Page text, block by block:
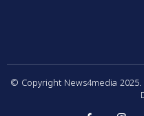
© Copyright News4media